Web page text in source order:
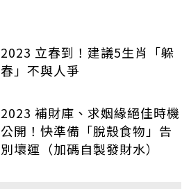
2023 立春到！建議5生肖「躲
春」不與人爭
2023 補財庫、求姻緣絕佳時機
公開！快準備「脫殼食物」告
別壞運（加碼自製發財水）